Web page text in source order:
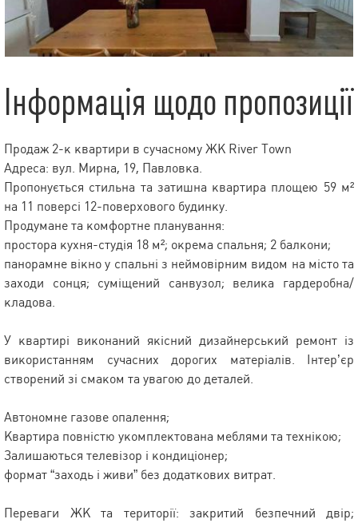
Інформація щодо пропозиції
Продаж 2-к квартири в сучасному ЖК River Town
Адреса: вул. Мирна, 19, Павловка.
Пропонується стильна та затишна квартира площею 59 м²
на 11 поверсі 12-поверхового будинку.
Продумане та комфортне планування:
простора кухня-студія 18 м²; окрема спальня; 2 балкони;
панорамне вікно у спальні з неймовірним видом на місто та
заходи сонця; суміщений санвузол; велика гардеробна/
кладова.
У квартирі виконаний якісний дизайнерський ремонт із
використанням сучасних дорогих матеріалів. Інтер’єр
створений зі смаком та увагою до деталей.
Автономне газове опалення;
Квартира повністю укомплектована меблями та технікою;
Залишаються телевізор і кондиціонер;
формат “заходь і живи” без додаткових витрат.
Переваги ЖК та території: закритий безпечний двір;